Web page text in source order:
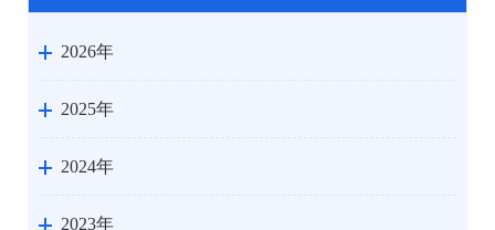
2026年
2025年
2024年
2023年